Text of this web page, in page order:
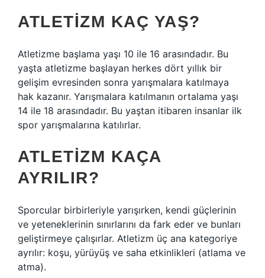
ATLETIZM KAÇ YAŞ?
Atletizme başlama yaşı 10 ile 16 arasındadır. Bu
yaşta atletizme başlayan herkes dört yıllık bir
gelişim evresinden sonra yarışmalara katılmaya
hak kazanır. Yarışmalara katılmanın ortalama yaşı
14 ile 18 arasındadır. Bu yaştan itibaren insanlar ilk
spor yarışmalarına katılırlar.
ATLETIZM KAÇA
AYRILIR?
Sporcular birbirleriyle yarışırken, kendi güçlerinin
ve yeteneklerinin sınırlarını da fark eder ve bunları
geliştirmeye çalışırlar. Atletizm üç ana kategoriye
ayrılır: koşu, yürüyüş ve saha etkinlikleri (atlama ve
atma).